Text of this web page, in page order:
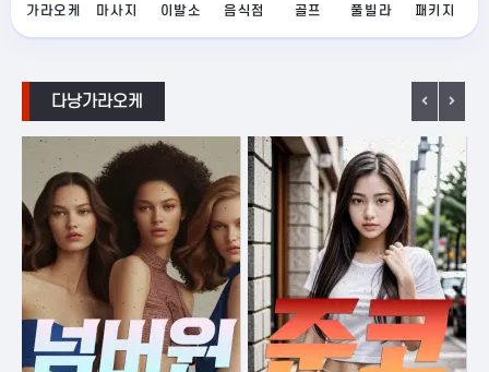
가라오케 마사지 이발소 음식점 골프 풀빌라 패키지
다낭가라오케